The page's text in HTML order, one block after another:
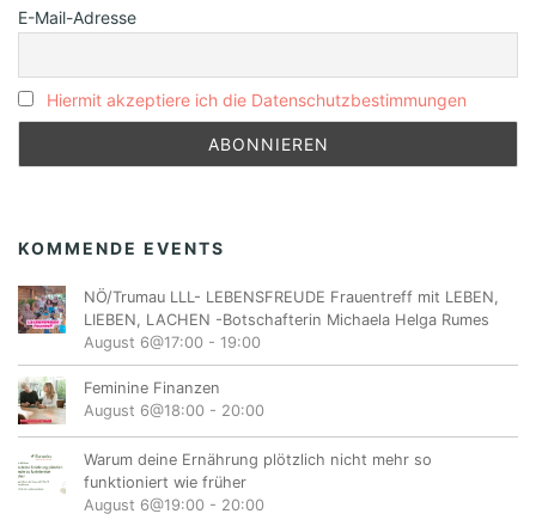
E-Mail-Adresse
Hiermit akzeptiere ich die Datenschutzbestimmungen
KOMMENDE EVENTS
NÖ/Trumau LLL- LEBENSFREUDE Frauentreff mit LEBEN,
LIEBEN, LACHEN -Botschafterin Michaela Helga Rumes
August 6@17:00 - 19:00
Feminine Finanzen
August 6@18:00 - 20:00
Warum deine Ernährung plötzlich nicht mehr so
funktioniert wie früher
August 6@19:00 - 20:00